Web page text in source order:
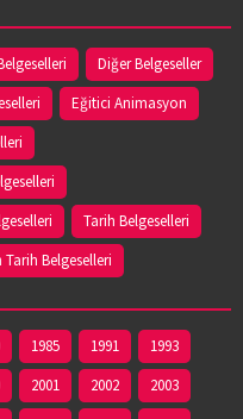
CAD. NO:48/1
Diğer Belgeseller
Eğitici Animasyon
Tarih Belgeselleri
Tarih Belgeselleri
1985 1991
1993
2001 2002
2003